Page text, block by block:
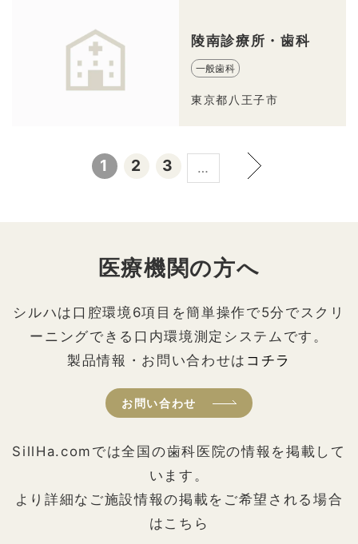
陵南診療所・歯科
一般歯科
東京都八王子市
1 2 3 …
医療機関の方へ
シルハは口腔環境6項目を簡単操作で5分でスクリ
ーニングできる口内環境測定システムです。
製品情報・お問い合わせは コチラ
お問い合わせ
SillHa.comでは全国の歯科医院の情報を掲載して
います。
より詳細なご施設情報の掲載をご希望される場合
はこちら